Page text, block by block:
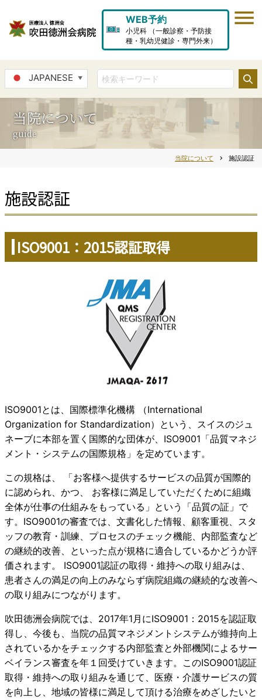
WEB予約
小児科 （一般診察・予防接
種・乳幼児健診・専門外来）
JAPANESE ▼
当院について
guide
当院について chevron_right 施設認証
施設認証
ISO9001：2015認証取得
ISO9001とは、国際標準化機構 （International
Organization for Standardization）という、スイスのジュ
ネーブに本部を置く国際的な団体が、ISO9001「品質マネジ
メント・システムの国際規格」を定めています。
この規格は、 「お客様へ提供するサービスの品質が国際的
に認められ、かつ、 お客様に満足していただくために組織
全体が仕事の仕組みをもっている」という「品質の証」で
す。ISO9001の審査では、文書化した情報、顧客重視、スタ
ッフの教育・訓練、プロセスのチェック機能、内部監査など
の継続的改善、といった点が規格に適合しているかどうか評
価されます。 ISO9001認証の取得・維持への取り組みは、
患者さんの満足の向上のみならず病院組織の継続的な改善へ
の取り組みにつながります。
吹田徳洲会病院では、2017年1月にISO9001：2015を認証取
得し、今後も、当院の品質マネジメントシステムが維持向上
されているかをチェックする内部監査と外部機関によるサー
ベイランス審査を年１回受けていきます。このISO9001認証
取得・維持への取り組みを通じて、医療・介護サービスの質
を向上し、地域の皆様に満足して頂ける治療をめざしたいと